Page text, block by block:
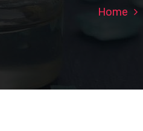
Home